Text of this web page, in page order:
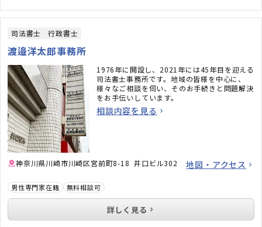
司法書士 行政書士
渡邉洋太郎事務所
1976年に開設し、2021年には45年目を迎える
司法書士事務所です。地域の皆様を中心に、
様々なご相談を伺い、そのお手続きと問題解決
をお手伝いしています。
相談内容を見る
神奈川県川崎市川崎区宮前町8-18 井口ビル302 地図・アクセス
男性専門家在籍 無料相談可
詳しく見る